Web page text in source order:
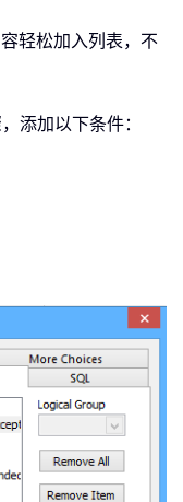
轻松加入列表，不
添加以下条件：